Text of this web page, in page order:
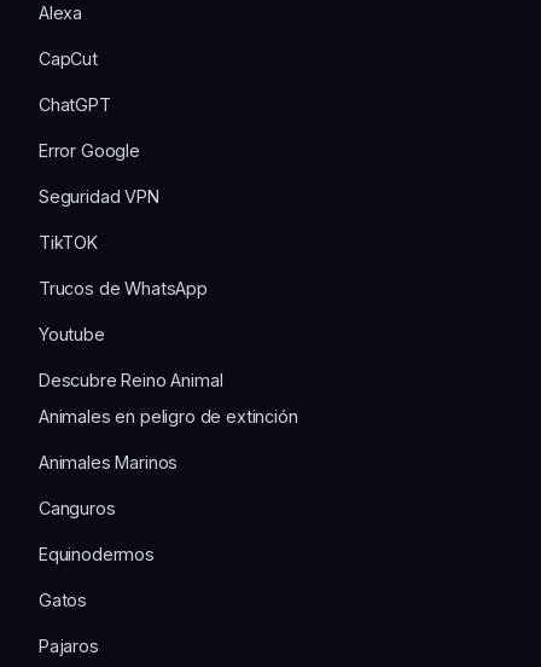
Alexa
CapCut
ChatGPT
Error Google
Seguridad VPN
TikTOK
Trucos de WhatsApp
Youtube
Descubre Reino Animal
Animales en peligro de extinción
Animales Marinos
Canguros
Equinodermos
Gatos
Pajaros